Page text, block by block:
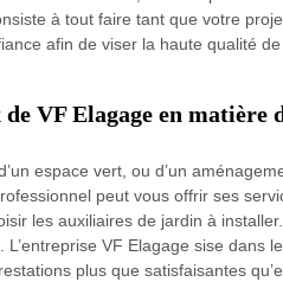
à tout faire tant que votre
afin de viser la haute qualité
VF Elagage en matière
espace vert, ou d’un
peut vous offrir ses
les auxiliaires de jardin à
L’entreprise VF Elagage sise dans
plus que satisfaisantes